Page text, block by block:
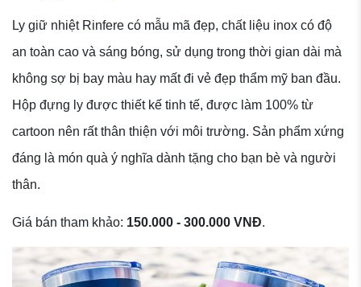
Ly giữ nhiệt Rinfere có mẫu mã đẹp, chất liệu inox có độ
an toàn cao và sáng bóng, sử dụng trong thời gian dài mà
không sợ bị bay màu hay mất đi vẻ đẹp thẩm mỹ ban đầu.
Hộp đựng ly được thiết kế tinh tế, được làm 100% từ
cartoon nên rất thân thiện với môi trường. Sản phẩm xứng
đáng là món quà ý nghĩa dành tặng cho bạn bè và người
thân.
Giá bán tham khảo: 150.000 - 300.000 VNĐ.